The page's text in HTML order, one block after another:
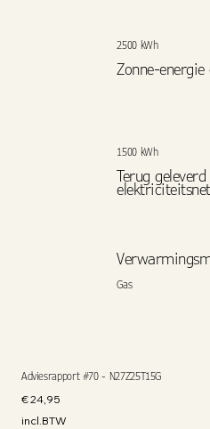
2500 kWh
Zonne-
1500 kWh
Terug
elektriciteitsnet
Gas
Adviesrapport #70 - N27Z25T15G
Prijs
€ 24,95
incl.BTW